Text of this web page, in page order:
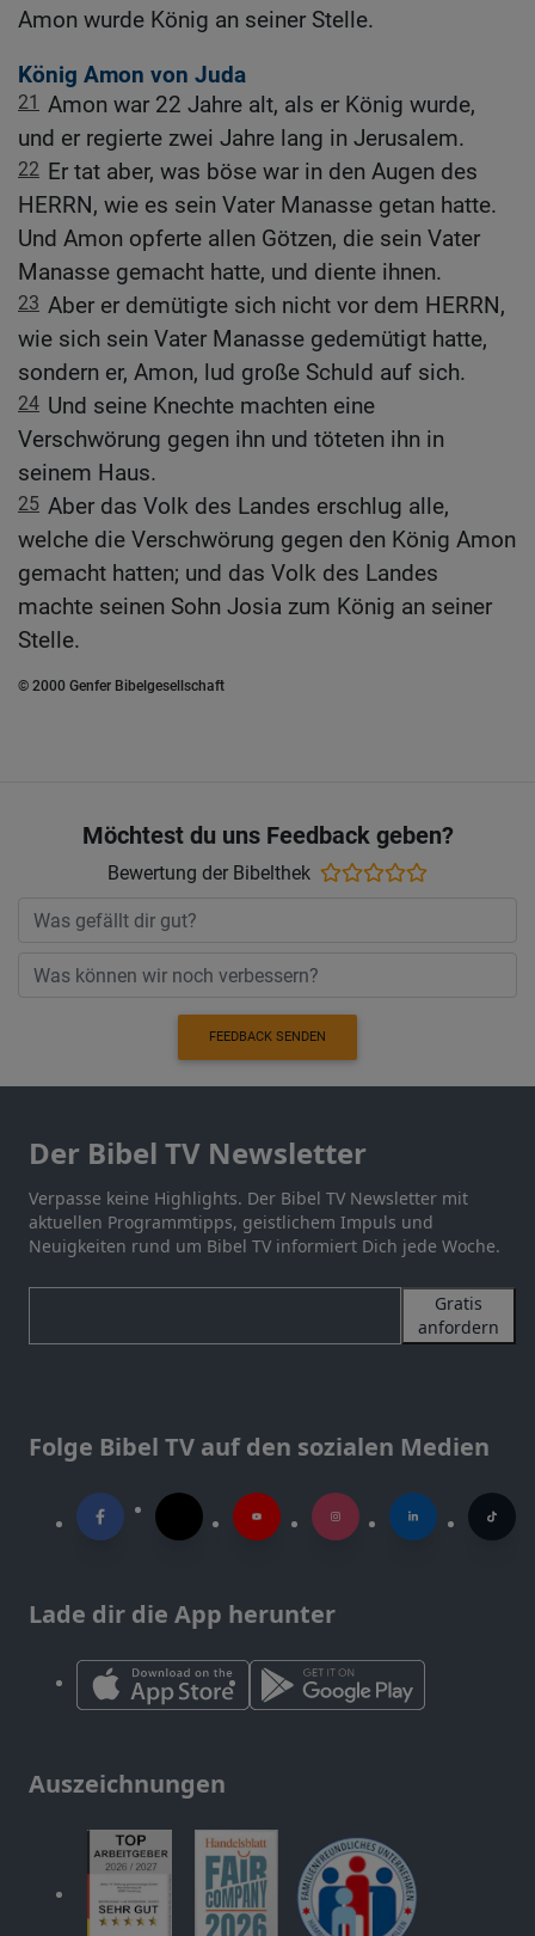
Amon wurde König an seiner Stelle.
König Amon von Juda
21 Amon war 22 Jahre alt, als er König wurde,
und er regierte zwei Jahre lang in Jerusalem.
22 Er tat aber, was böse war in den Augen des
HERRN, wie es sein Vater Manasse getan hatte.
Und Amon opferte allen Götzen, die sein Vater
Manasse gemacht hatte, und diente ihnen.
23 Aber er demütigte sich nicht vor dem HERRN,
wie sich sein Vater Manasse gedemütigt hatte,
sondern er, Amon, lud große Schuld auf sich.
24 Und seine Knechte machten eine
Verschwörung gegen ihn und töteten ihn in
seinem Haus.
25 Aber das Volk des Landes erschlug alle,
welche die Verschwörung gegen den König Amon
gemacht hatten; und das Volk des Landes
machte seinen Sohn Josia zum König an seiner
Stelle.
© 2000 Genfer Bibelgesellschaft
Möchtest du uns Feedback geben?
Bewertung der Bibelthek
FEEDBACK SENDEN
Der Bibel TV Newsletter
Verpasse keine Highlights. Der Bibel TV Newsletter mit
aktuellen Programmtipps, geistlichem Impuls und
Neuigkeiten rund um Bibel TV informiert Dich jede Woche.
Gratis
anfordern
Folge Bibel TV auf den sozialen Medien
Lade dir die App herunter
Auszeichnungen